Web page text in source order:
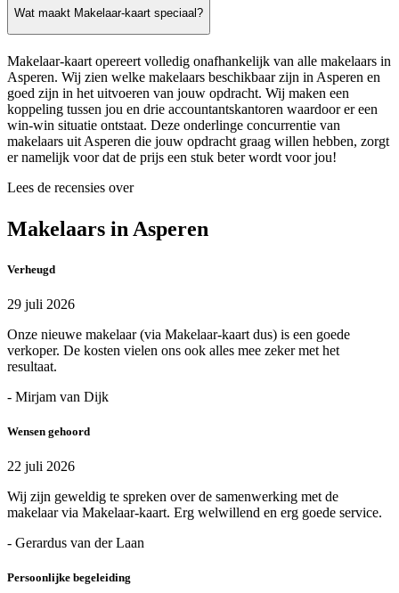
Wat maakt Makelaar-kaart speciaal?
Makelaar-kaart opereert volledig onafhankelijk van alle makelaars in
Asperen. Wij zien welke makelaars beschikbaar zijn in Asperen en
goed zijn in het uitvoeren van jouw opdracht. Wij maken een
koppeling tussen jou en drie accountantskantoren waardoor er een
win-win situatie ontstaat. Deze onderlinge concurrentie van
makelaars uit Asperen die jouw opdracht graag willen hebben, zorgt
er namelijk voor dat de prijs een stuk beter wordt voor jou!
Lees de recensies over
Makelaars in Asperen
Verheugd
29 juli 2026
Onze nieuwe makelaar (via Makelaar-kaart dus) is een goede
verkoper. De kosten vielen ons ook alles mee zeker met het
resultaat.
- Mirjam van Dijk
Wensen gehoord
22 juli 2026
Wij zijn geweldig te spreken over de samenwerking met de
makelaar via Makelaar-kaart. Erg welwillend en erg goede service.
- Gerardus van der Laan
Persoonlijke begeleiding